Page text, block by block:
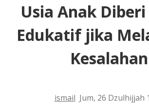
Usia Anak Diberi
Edukatif jika
Kesalahan
ismail Jum, 26 Dzulhijjah